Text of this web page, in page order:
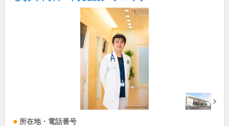
所在地・電話番号